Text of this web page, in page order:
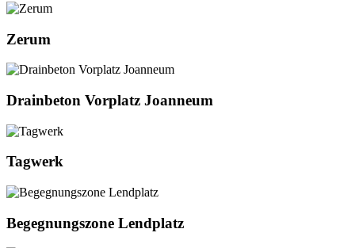
Zerum
Drainbeton Vorplatz Joanneum
Tagwerk
Begegnungszone Lendplatz